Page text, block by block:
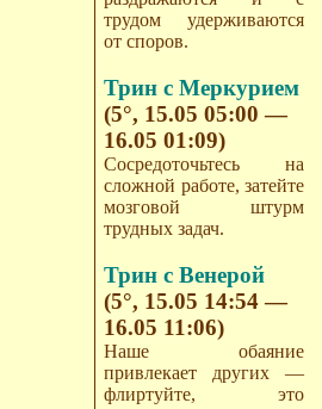
трудом удерживаются
от споров.
Трин с Меркурием
(5°, 15.05 05:00 —
16.05 01:09)
Сосредоточьтесь на
сложной работе, затейте
мозговой штурм
трудных задач.
Трин с Венерой
(5°, 15.05 14:54 —
16.05 11:06)
Наше обаяние
привлекает других —
флиртуйте, это